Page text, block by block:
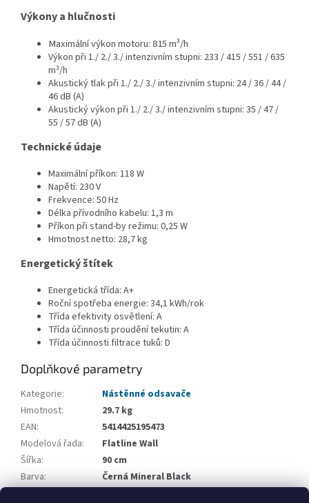
Výkony a hlučnosti
Maximální výkon motoru: 815 m³/h
Výkon při 1./ 2./ 3./ intenzivním stupni: 233 / 415 / 551 / 635
m³/h
Akustický tlak při 1./ 2./ 3./ intenzivním stupni: 24 / 36 / 44 /
46 dB (A)
Akustický výkon při 1./ 2./ 3./ intenzivním stupni: 35 / 47 /
55 / 57 dB (A)
Technické údaje
Maximální příkon: 118 W
Napětí: 230 V
Frekvence: 50 Hz
Délka přívodního kabelu: 1,3 m
Příkon při stand-by režimu: 0,25 W
Hmotnost netto: 28,7 kg
Energetický štítek
Energetická třída: A+
Roční spotřeba energie: 34,1 kWh/rok
Třída efektivity osvětlení: A
Třída účinnosti proudění tekutin: A
Třída účinnosti filtrace tuků: D
Doplňkové parametry
Kategorie:
Nástěnné odsavače
Hmotnost:
29.7 kg
EAN:
5414425195473
Modelová řada:
Flatline Wall
Šířka:
90 cm
Barva:
Černá Mineral Black